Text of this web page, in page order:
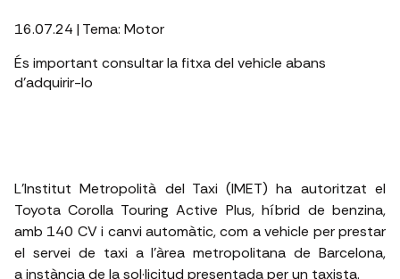
16.07.24 | Tema: Motor
És important consultar la fitxa del vehicle abans
d'adquirir-lo
L'Institut Metropolità del Taxi (IMET) ha autoritzat el
Toyota Corolla Touring Active Plus, híbrid de benzina,
amb 140 CV i canvi automàtic, com a vehicle per prestar
el servei de taxi a l’àrea metropolitana de Barcelona,
a instància de la sol·licitud presentada per un taxista.